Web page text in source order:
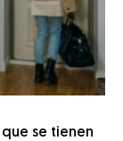
que se tienen